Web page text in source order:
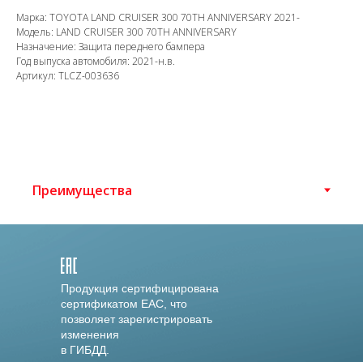
Марка: TOYOTA LAND CRUISER 300 70TH ANNIVERSARY 2021-
Модель: LAND CRUISER 300 70TH ANNIVERSARY
Назначение: Защита переднего бампера
Год выпуска автомобиля: 2021-н.в.
Артикул: TLCZ-003636
Продукция сертифицирована
сертификатом EAC, что
позволяет зарегистрировать
изменения
в ГИБДД.